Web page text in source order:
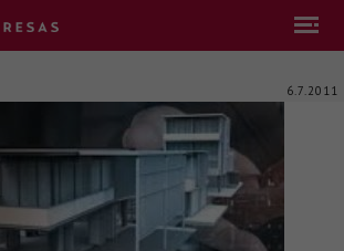
6.7.2011